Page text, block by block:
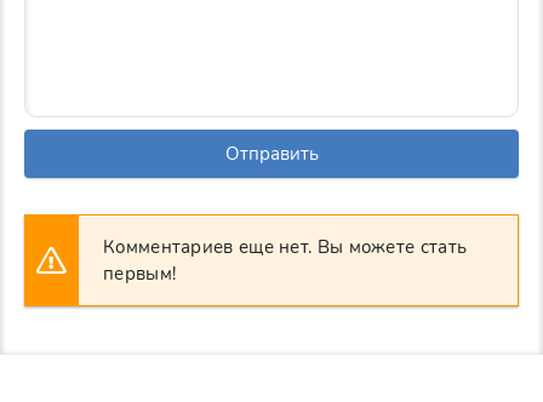
Отправить
Комментариев еще нет. Вы можете стать
первым!